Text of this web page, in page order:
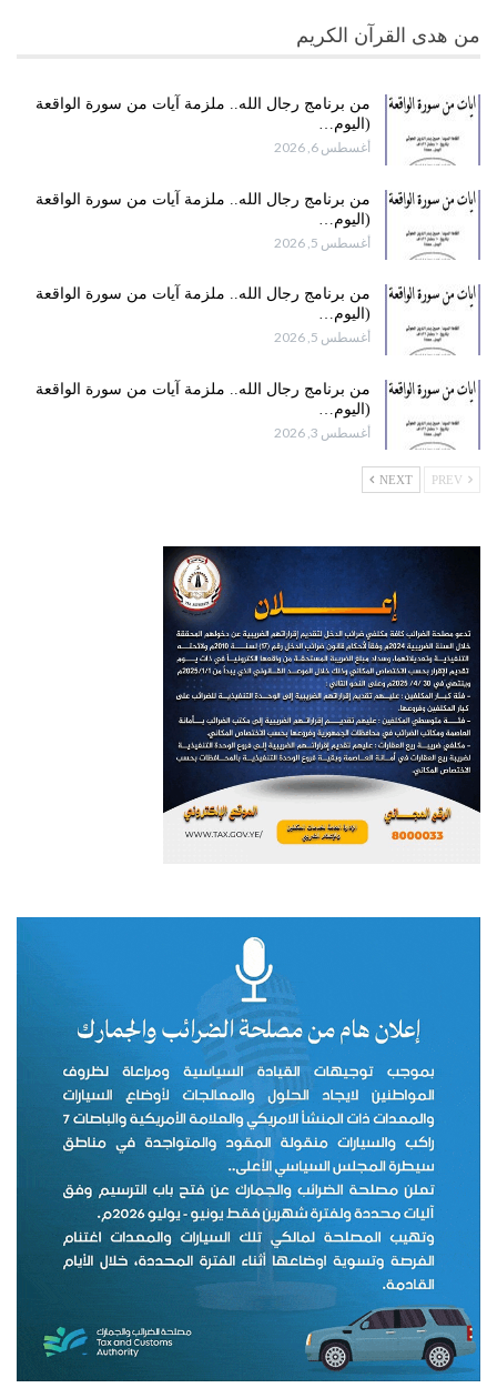
من هدى القرآن الكريم
من برنامج رجال الله.. ملزمة آيات من سورة الواقعة
(اليوم…
أغسطس 6, 2026
من برنامج رجال الله.. ملزمة آيات من سورة الواقعة
(اليوم…
أغسطس 5, 2026
من برنامج رجال الله.. ملزمة آيات من سورة الواقعة
(اليوم…
أغسطس 5, 2026
من برنامج رجال الله.. ملزمة آيات من سورة الواقعة
(اليوم…
أغسطس 3, 2026
NEXT